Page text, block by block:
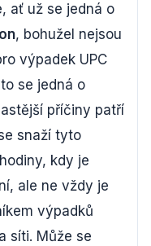
ať už se jedná o
, bohužel nejsou
výpadek UPC
se jedná o
příčiny patří
snaží tyto
kdy je
ale ne vždy je
výpadků
síti. Může se